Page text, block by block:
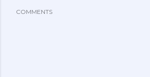
COMMENTS